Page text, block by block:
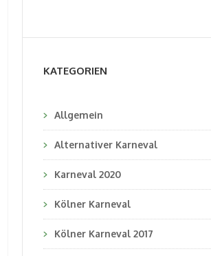
KATEGORIEN
Allgemein
Alternativer Karneval
Karneval 2020
Kölner Karneval
Kölner Karneval 2017